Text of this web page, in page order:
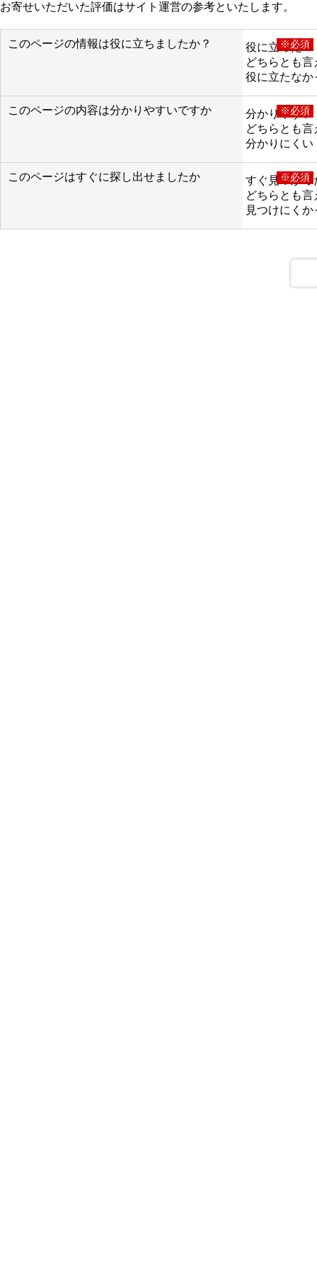
お寄せいただいた評価はサイト運営の参考といたします。
このページの情報は役に立ちましたか？ ※必須
役に立った
どちらとも言
役に立たなか
このページの内容は分かりやすいですか ※必須
分かりやすい
どちらとも言
分かりにくい
このページはすぐに探し出せましたか ※必須
すぐ見つかっ
どちらとも言
見つけにくか